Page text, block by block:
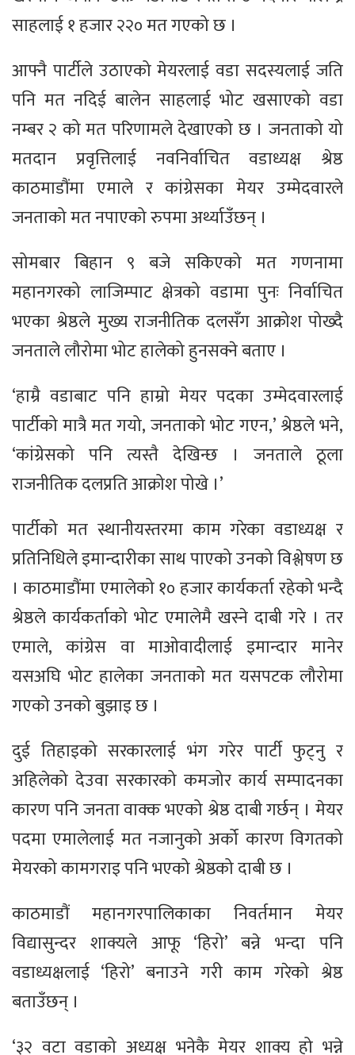
साहलाई १ हजार २२० मत गएको छ ।
आफ्नै पार्टीले उठाएको मेयरलाई वडा सदस्यलाई जति
पनि मत नदिई बालेन साहलाई भोट खसाएको वडा
नम्बर २ को मत परिणामले देखाएको छ । जनताको यो
मतदान प्रवृत्तिलाई नवनिर्वाचित वडाध्यक्ष श्रेष्ठ
काठमाडौंमा एमाले र कांग्रेसका मेयर उम्मेदवारले
जनताको मत नपाएको रुपमा अर्थ्याउँछन् ।
सोमबार बिहान ९ बजे सकिएको मत गणनामा
महानगरको लाजिम्पाट क्षेत्रको वडामा पुनः निर्वाचित
भएका श्रेष्ठले मुख्य राजनीतिक दलसँग आक्रोश पोख्दै
जनताले लौरोमा भोट हालेको हुनसक्ने बताए ।
‘हाम्रै वडाबाट पनि हाम्रो मेयर पदका उम्मेदवारलाई
पार्टीको मात्रै मत गयो, जनताको भोट गएन,’ श्रेष्ठले भने,
‘कांग्रेसको पनि त्यस्तै देखिन्छ । जनताले ठूला
राजनीतिक दलप्रति आक्रोश पोखे ।’
पार्टीको मत स्थानीयस्तरमा काम गरेका वडाध्यक्ष र
प्रतिनिधिले इमान्दारीका साथ पाएको उनको विश्लेषण छ
। काठमाडौंमा एमालेको १० हजार कार्यकर्ता रहेको भन्दै
श्रेष्ठले कार्यकर्ताको भोट एमालेमै खस्ने दाबी गरे । तर
एमाले, कांग्रेस वा माओवादीलाई इमान्दार मानेर
यसअघि भोट हालेका जनताको मत यसपटक लौरोमा
गएको उनको बुझाइ छ ।
दुई तिहाइको सरकारलाई भंग गरेर पार्टी फुट्नु र
अहिलेको देउवा सरकारको कमजोर कार्य सम्पादनका
कारण पनि जनता वाक्क भएको श्रेष्ठ दाबी गर्छन् । मेयर
पदमा एमालेलाई मत नजानुको अर्को कारण विगतको
मेयरको कामगराइ पनि भएको श्रेष्ठको दाबी छ ।
काठमाडौं महानगरपालिकाका निवर्तमान मेयर
विद्यासुन्दर शाक्यले आफू ‘हिरो’ बन्ने भन्दा पनि
वडाध्यक्षलाई ‘हिरो’ बनाउने गरी काम गरेको श्रेष्ठ
बताउँछन् ।
‘३२ वटा वडाको अध्यक्ष भनेकै मेयर शाक्य हो भन्ने